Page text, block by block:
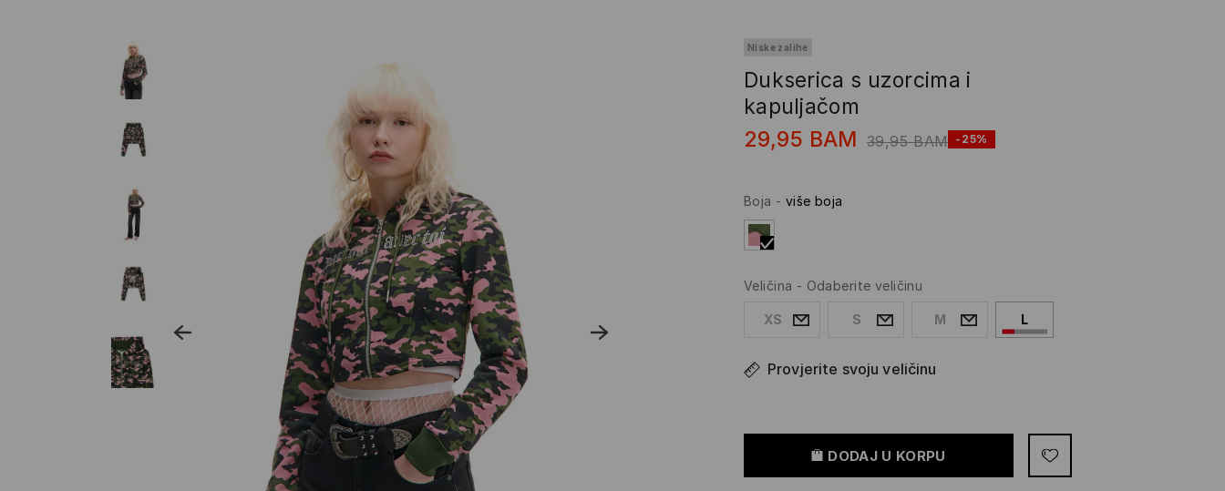
Niske zalihe
Dukserica s uzorcima i
kapuljačom
29,95 BAM 39,95 BAM -25%
Boja - više boja
Veličina - Odaberite veličinu
XS S M L
Provjerite svoju veličinu
DODAJ U KORPU